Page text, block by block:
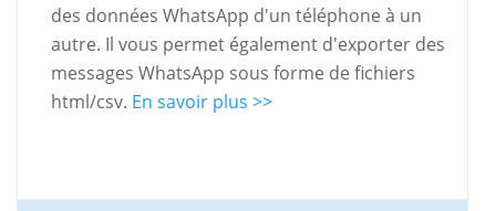
des données WhatsApp d'un téléphone à un
autre. Il vous permet également d'exporter des
messages WhatsApp sous forme de fichiers
html/csv. En savoir plus >>